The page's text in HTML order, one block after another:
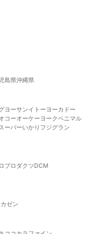
島県沖縄県
ヨーサンイトーヨーカドー
コーオーケー ヨークベニマル
ーパーいかり フジグラン
プロダクツDCM
ゼン